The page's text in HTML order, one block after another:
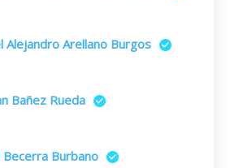
Alejandro Arellano Burgos
Bañez Rueda
Becerra Burbano